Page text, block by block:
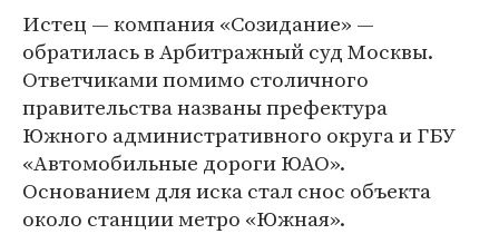
Истец — компания «Созидание» —
обратилась в Арбитражный суд Москвы.
Ответчиками помимо столичного
правительства названы префектура
Южного административного округа и ГБУ
«Автомобильные дороги ЮАО».
Основанием для иска стал снос объекта
около станции метро «Южная».